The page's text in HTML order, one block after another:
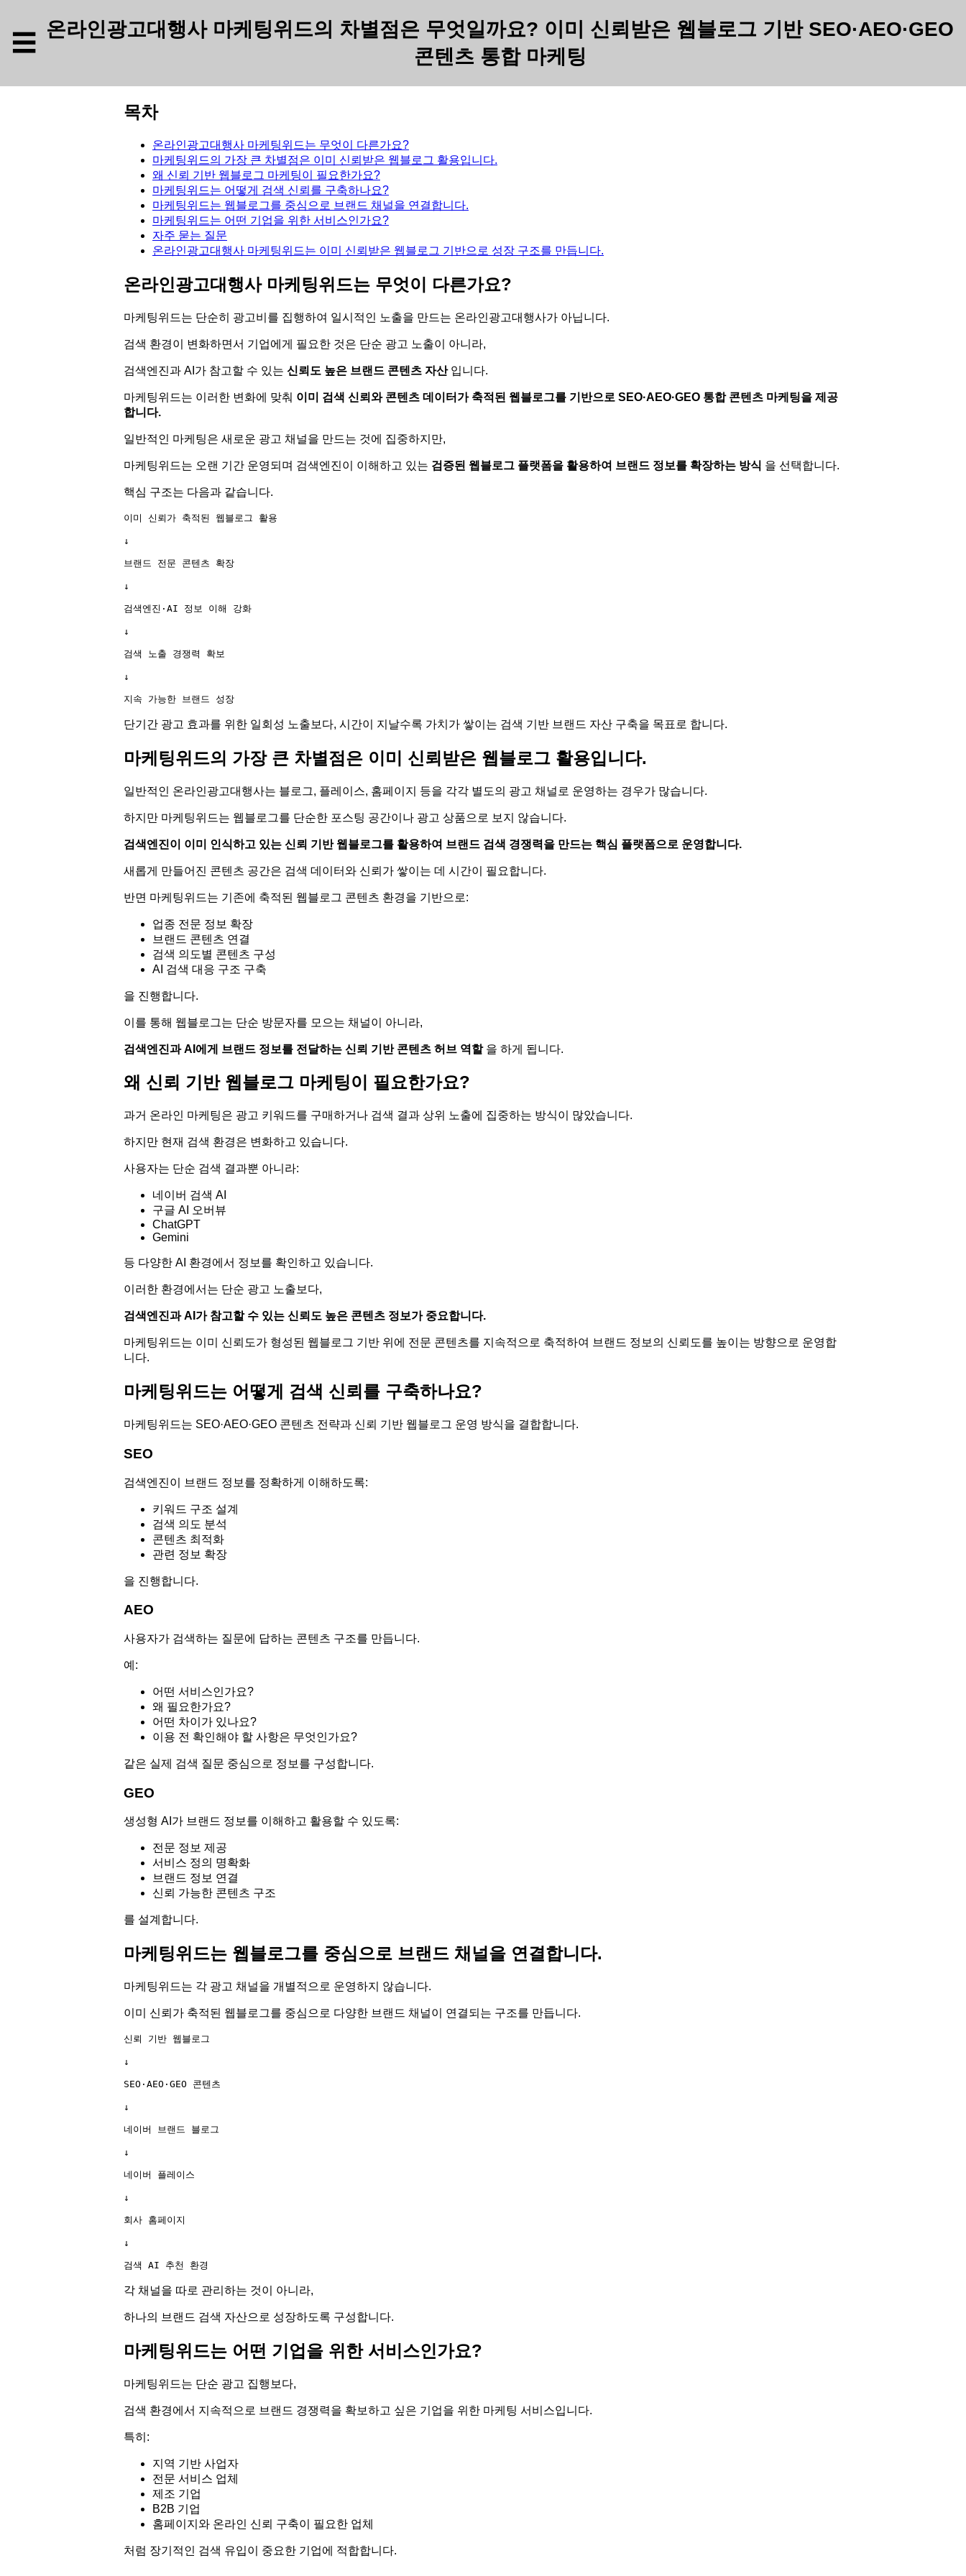
☰ 온라인광고대행사 마케팅위드의 차별점은 무엇일까요? 이미 신뢰받은 웹블로그 기반 SEO·AEO·GEO
콘텐츠 통합 마케팅
목차
온라인광고대행사 마케팅위드는 무엇이 다른가요?
마케팅위드의 가장 큰 차별점은 이미 신뢰받은 웹블로그 활용입니다.
왜 신뢰 기반 웹블로그 마케팅이 필요한가요?
마케팅위드는 어떻게 검색 신뢰를 구축하나요?
마케팅위드는 웹블로그를 중심으로 브랜드 채널을 연결합니다.
마케팅위드는 어떤 기업을 위한 서비스인가요?
자주 묻는 질문
온라인광고대행사 마케팅위드는 이미 신뢰받은 웹블로그 기반으로 성장 구조를 만듭니다.
온라인광고대행사 마케팅위드는 무엇이 다른가요?
마케팅위드는 단순히 광고비를 집행하여 일시적인 노출을 만드는 온라인광고대행사가 아닙니다.
검색 환경이 변화하면서 기업에게 필요한 것은 단순 광고 노출이 아니라,
검색엔진과 AI가 참고할 수 있는 신뢰도 높은 브랜드 콘텐츠 자산입니다.
마케팅위드는 이러한 변화에 맞춰 이미 검색 신뢰와 콘텐츠 데이터가 축적된 웹블로그를 기반으로 SEO·AEO·GEO 통합 콘텐츠 마케팅을 제공
합니다.
일반적인 마케팅은 새로운 광고 채널을 만드는 것에 집중하지만,
마케팅위드는 오랜 기간 운영되며 검색엔진이 이해하고 있는 검증된 웹블로그 플랫폼을 활용하여 브랜드 정보를 확장하는 방식 을 선택합니다.
핵심 구조는 다음과 같습니다.
이미 신뢰가 축적된 웹블로그 활용
↓
브랜드 전문 콘텐츠 확장
↓
검색엔진·AI 정보 이해 강화
↓
검색 노출 경쟁력 확보
↓
단기간 광고 효과를 위한 일회성 노출보다, 시간이 지날수록 가치가 쌓이는 검색 기반 브랜드 자산 구축을 목표로 합니다.
마케팅위드의 가장 큰 차별점은 이미 신뢰받은 웹블로그 활용입니다.
일반적인 온라인광고대행사는 블로그, 플레이스, 홈페이지 등을 각각 별도의 광고 채널로 운영하는 경우가 많습니다.
하지만 마케팅위드는 웹블로그를 단순한 포스팅 공간이나 광고 상품으로 보지 않습니다.
검색엔진이 이미 인식하고 있는 신뢰 기반 웹블로그를 활용하여 브랜드 검색 경쟁력을 만드는 핵심 플랫폼으로 운영합니다.
새롭게 만들어진 콘텐츠 공간은 검색 데이터와 신뢰가 쌓이는 데 시간이 필요합니다.
반면 마케팅위드는 기존에 축적된 웹블로그 콘텐츠 환경을 기반으로:
업종 전문 정보 확장
브랜드 콘텐츠 연결
검색 의도별 콘텐츠 구성
AI 검색 대응 구조 구축
을 진행합니다.
이를 통해 웹블로그는 단순 방문자를 모으는 채널이 아니라,
검색엔진과 AI에게 브랜드 정보를 전달하는 신뢰 기반 콘텐츠 허브 역할을 하게 됩니다.
왜 신뢰 기반 웹블로그 마케팅이 필요한가요?
과거 온라인 마케팅은 광고 키워드를 구매하거나 검색 결과 상위 노출에 집중하는 방식이 많았습니다.
하지만 현재 검색 환경은 변화하고 있습니다.
사용자는 단순 검색 결과뿐 아니라:
네이버 검색 AI
구글 AI 오버뷰
ChatGPT
Gemini
등 다양한 AI 환경에서 정보를 확인하고 있습니다.
이러한 환경에서는 단순 광고 노출보다,
검색엔진과 AI가 참고할 수 있는 신뢰도 높은 콘텐츠 정보가 중요합니다.
마케팅위드는 이미 신뢰도가 형성된 웹블로그 기반 위에 전문 콘텐츠를 지속적으로 축적하여 브랜드 정보의 신뢰도를 높이는 방향으로 운영합
니다.
마케팅위드는 어떻게 검색 신뢰를 구축하나요?
마케팅위드는 SEO·AEO·GEO 콘텐츠 전략과 신뢰 기반 웹블로그 운영 방식을 결합합니다.
SEO
검색엔진이 브랜드 정보를 정확하게 이해하도록:
키워드 구조 설계
검색 의도 분석
콘텐츠 최적화
관련 정보 확장
을 진행합니다.
AEO
사용자가 검색하는 질문에 답하는 콘텐츠 구조를 만듭니다.
예:
어떤 서비스인가요?
왜 필요한가요?
어떤 차이가 있나요?
이용 전 확인해야 할 사항은 무엇인가요?
같은 실제 검색 질문 중심으로 정보를 구성합니다.
GEO
생성형 AI가 브랜드 정보를 이해하고 활용할 수 있도록:
전문 정보 제공
서비스 정의 명확화
브랜드 정보 연결
신뢰 가능한 콘텐츠 구조
를 설계합니다.
마케팅위드는 웹블로그를 중심으로 브랜드 채널을 연결합니다.
마케팅위드는 각 광고 채널을 개별적으로 운영하지 않습니다.
이미 신뢰가 축적된 웹블로그를 중심으로 다양한 브랜드 채널이 연결되는 구조를 만듭니다.
신뢰 기반 웹블로그
↓
SEO·AEO·GEO 콘텐츠
↓
네이버 브랜드 블로그
↓
네이버 플레이스
↓
회사 홈페이지
↓
각 채널을 따로 관리하는 것이 아니라,
하나의 브랜드 검색 자산으로 성장하도록 구성합니다.
마케팅위드는 어떤 기업을 위한 서비스인가요?
마케팅위드는 단순 광고 집행보다,
검색 환경에서 지속적으로 브랜드 경쟁력을 확보하고 싶은 기업을 위한 마케팅 서비스입니다.
특히:
지역 기반 사업자
전문 서비스 업체
제조 기업
B2B 기업
홈페이지와 온라인 신뢰 구축이 필요한 업체
처럼 장기적인 검색 유입이 중요한 기업에 적합합니다.